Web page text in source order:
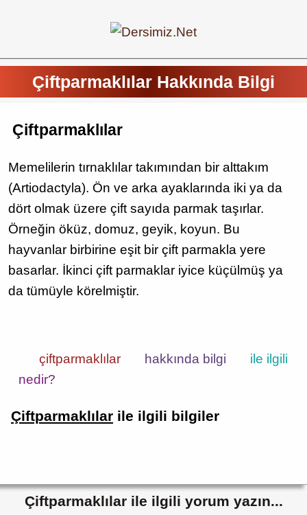
Çiftparmaklılar Hakkında Bilgi
Çiftparmaklılar
Memelilerin tırnaklılar takımından bir alttakım
(Artiodactyla). Ön ve arka ayaklarında iki ya da
dört olmak üzere çift sayıda parmak taşırlar.
Örneğin öküz, domuz, geyik, koyun. Bu
hayvanlar birbirine eşit bir çift parmakla yere
basarlar. İkinci çift parmaklar iyice küçülmüş ya
da tümüyle körelmiştir.
çiftparmaklılar hakkında bilgi
ile ilgili
nedir?
Çiftparmaklılar ile ilgili bilgiler
Çiftparmaklılar ile ilgili yorum yazın...